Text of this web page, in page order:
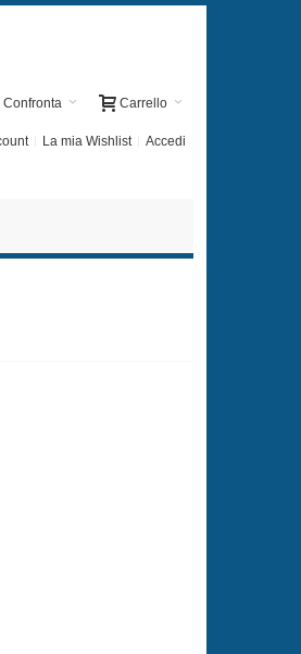
Carrello
Confronta
La mia Wishlist Accedi